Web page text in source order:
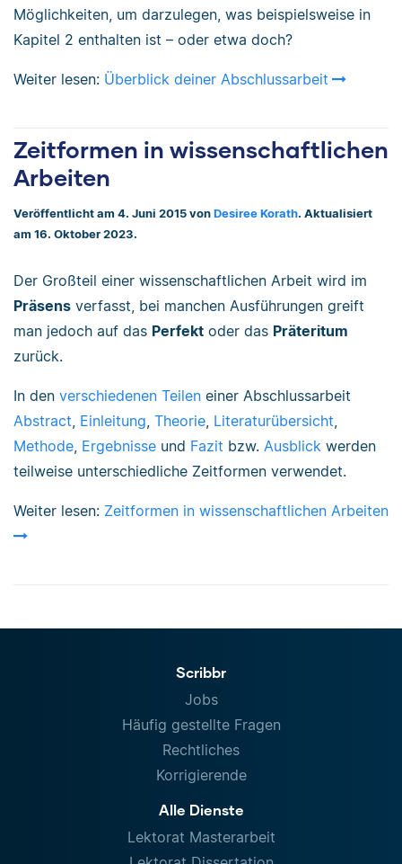
Möglichkeiten, um darzulegen, was beispielsweise in
Kapitel 2 enthalten ist – oder etwa doch?
Weiter lesen: Überblick deiner Abschlussarbeit
Zeitformen in wissenschaftlichen
Arbeiten
Veröffentlicht am 4. Juni 2015 von Desiree Korath. Aktualisiert
am 16. Oktober 2023.
Der Großteil einer wissenschaftlichen Arbeit wird im
Präsens verfasst, bei manchen Ausführungen greift
man jedoch auf das Perfekt oder das Präteritum
zurück.
In den verschiedenen Teilen einer Abschlussarbeit
Abstract Einleitung Theorie Literaturübersicht
Methode Ergebnisse und Fazit bzw. Ausblick werden
teilweise unterschiedliche Zeitformen verwendet.
Weiter lesen: Zeitformen in wissenschaftlichen Arbeiten
Scribbr
Jobs
Häufig gestellte Fragen
Rechtliches
Korrigierende
Alle Dienste
Lektorat Masterarbeit